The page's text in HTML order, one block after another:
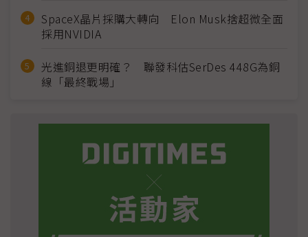
SpaceX晶片採購大轉向 Elon Musk捨超微全面
採用NVIDIA
光進銅退更明確？ 聯發科估SerDes 448G為銅
線「最終戰場」